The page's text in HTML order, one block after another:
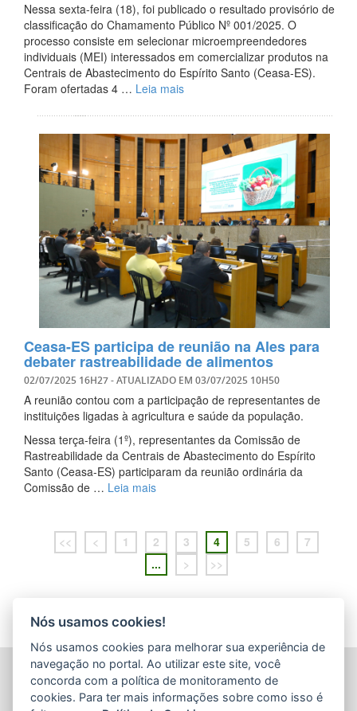
Nessa sexta-feira (18), foi publicado o resultado provisório de
classificação do Chamamento Público Nº 001/2025. O
processo consiste em selecionar microempreendedores
individuais (MEI) interessados em comercializar produtos na
Centrais de Abastecimento do Espírito Santo (Ceasa-ES).
Foram ofertadas 4 … Leia mais
Ceasa-ES participa de reunião na Ales para
debater rastreabilidade de alimentos
02/07/2025 16H27- ATUALIZADO EM 03/07/2025 10H50
A reunião contou com a participação de representantes de
instituições ligadas à agricultura e saúde da população.
Nessa terça-feira (1º), representantes da Comissão de
Rastreabilidade da Centrais de Abastecimento do Espírito
Santo (Ceasa-ES) participaram da reunião ordinária da
Comissão de … Leia mais
<< < 1 2 3 4 5 6
7
...
> >>
CENTRAIS DE ABASTECIMENTO DO ESPÍRITO SANTO
S.A. (CEASA-ES)
Avenida Mario Gurgel, nº 5468 - Vila Capixaba
Nós usamos cookies!
Nós usamos cookies para melhorar sua experiência de
navegação no portal. Ao utilizar este site, você
concorda com a política de monitoramento de
cookies. Para ter mais informações sobre como isso é